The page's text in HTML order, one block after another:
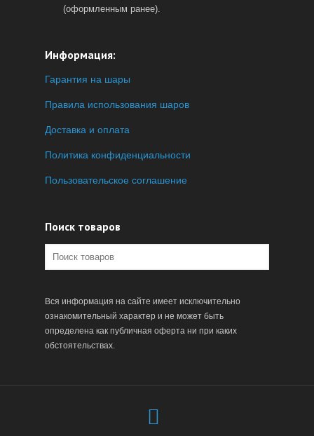
(оформленным ранее).
Информация:
Гарантия на шары
Правила использования шаров
Доставка и оплата
Политика конфиденциальности
Пользовательское соглашение
Поиск товаров
Вся информация на сайте имеет исключительно
ознакомительный характер и не может быть
определена как публичная оферта ни при каких
обстоятельствах.